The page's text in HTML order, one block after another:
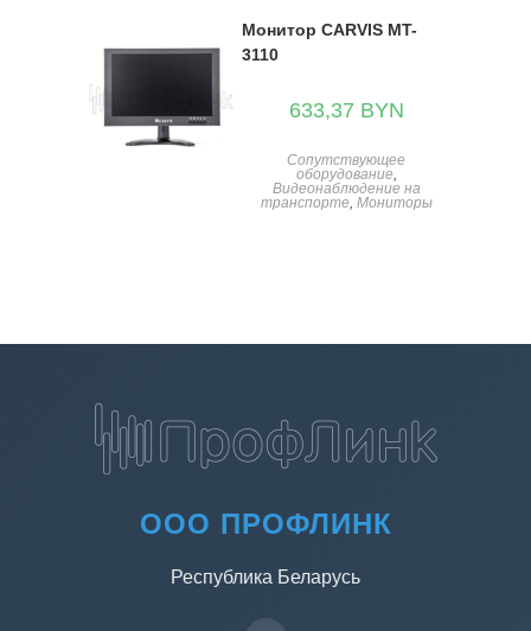
Сопутствующее
оборудование,
Видеонаблюдение на
транспорте, Мониторы
Монитор CARVIS MT-
3110
633,37 BYN
ООО ПРОФЛИНК
Республика Беларусь